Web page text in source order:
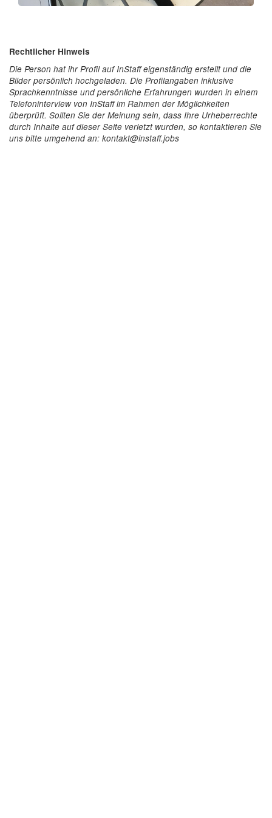
Rechtlicher Hinweis
Die Person hat ihr Profil auf InStaff eigenständig erstellt und die
Bilder persönlich hochgeladen. Die Profilangaben inklusive
Sprachkenntnisse und persönliche Erfahrungen wurden in einem
Telefoninterview von InStaff im Rahmen der Möglichkeiten
überprüft. Sollten Sie der Meinung sein, dass Ihre Urheberrechte
durch Inhalte auf dieser Seite verletzt wurden, so kontaktieren Sie
uns bitte umgehend an: kontakt@instaff.jobs